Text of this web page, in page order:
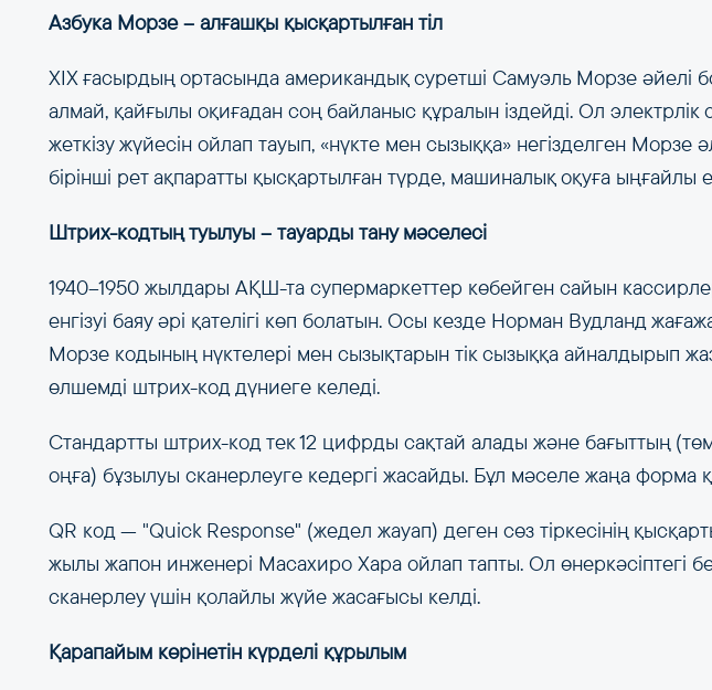
Азбука Морзе – алғашқы қысқартылған тіл
XIX ғасырдың ортасында американдық суретші Самуэль Морзе әйелі
алмай, қайғылы оқиғадан соң байланыс құралын іздейді. Ол электрлік
жеткізу жүйесін ойлап тауып, «нүкте мен сызыққа» негізделген Морзе
бірінші рет ақпаратты қысқартылған түрде, машиналық оқуға ыңғайлы
Штрих-кодтың туылуы – тауарды тану мәселесі
1940–1950 жылдары АҚШ-та супермаркеттер көбейген сайын
енгізуі баяу әрі қателігі көп болатын. Осы кезде Норман Вудланд
Морзе кодының нүктелері мен сызықтарын тік сызыққа айналдырып
өлшемді штрих-код дүниеге келеді.
Стандартты штрих-код тек 12 цифрды сақтай алады және бағыттың
оңға) бұзылуы сканерлеуге кедергі жасайды. Бұл мәселе жаңа форма
QR код — "Quick Response" (жедел жауап) деген сөз тіркесінің
жылы жапон инженері Масахиро Хара ойлап тапты. Ол өнеркәсіптегі
сканерлеу үшін қолайлы жүйе жасағысы келді.
Қарапайым көрінетін күрделі құрылым